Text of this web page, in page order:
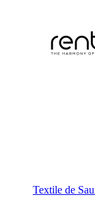
Textile de